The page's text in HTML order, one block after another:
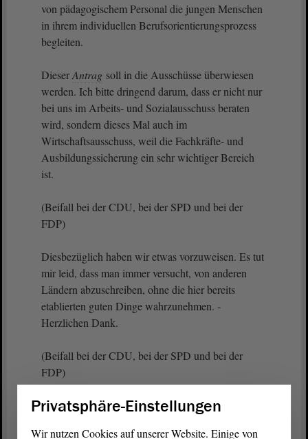
von pädagogischem Personal die jungen Menschen
in ihrem individuellen Berufsorientierungsprozess
begleiten.
DieserAntrag soll in die Ausschüsse überwiesen
werden. Ich bitte dringend darum, dass er nicht nur
bei uns im Arbeits- und Sozialausschuss beraten
wird, sondern dieses Mal auch im
Wirtschaftsausschuss, weil die Fachkräfte- und
Ausbildungssicherung ein sehr wichtiger Bereich
ist.
(Beifall bei der CDU, bei der SPD und bei der
FDP)
Diesbezüglich haben wir etwas vorzuweisen. Es tut
mir leid, dass man immer versucht, von anderen
Ländern abzuschreiben, ohne die hier bereits
etablierten guten Dinge wahrzunehmen. -
Herzlichen Dank.
(Beifall bei der CDU, bei der SPD und bei der
FDP)
Privatsphäre-Einstellungen
Wir nutzen Cookies auf unserer Website. Einige von